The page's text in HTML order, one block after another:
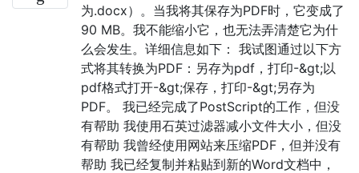
为.docx）。当我将其保存为PDF时，它变成了
90 MB。我不能缩小它，也无法弄清楚它为什
么会发生。详细信息如下： 我试图通过以下方
式将其转换为PDF：另存为pdf，打印-&gt;以
pdf格式打开-&gt;保存，打印-&gt;另存为
PDF。 我已经完成了PostScript的工作，但没
有帮助 我使用石英过滤器减小文件大小，但没
有帮助 我曾经使用网站来压缩PDF，但并没有
帮助 我已经复制并粘贴到新的Word文档中，